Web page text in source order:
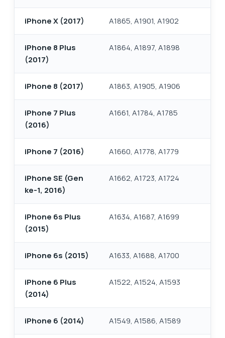
iPhone X (2017) A1865, A1901, A1902
iPhone 8 Plus
(2017)
A1864, A1897, A1898
iPhone 8 (2017) A1863, A1905, A1906
iPhone 7 Plus
(2016)
A1661, A1784, A1785
iPhone 7 (2016) A1660, A1778, A1779
iPhone SE (Gen
ke-1, 2016)
A1662, A1723, A1724
iPhone 6s Plus
(2015)
A1634, A1687, A1699
iPhone 6s (2015) A1633, A1688, A1700
iPhone 6 Plus
(2014)
A1522, A1524, A1593
iPhone 6 (2014) A1549, A1586, A1589